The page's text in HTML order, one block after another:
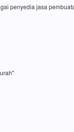
penyedia jasa